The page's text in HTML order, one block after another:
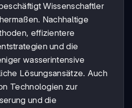
Wissenschaftler
Nachhaltige
effizientere
und die
wasserintensive
Lösungsansätze. Auch
Technologien zur
und die